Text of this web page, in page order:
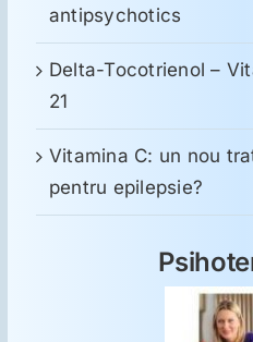
antipsychotics
Delta-Tocotrienol –
21
Vitamina C: un nou
pentru epilepsie?